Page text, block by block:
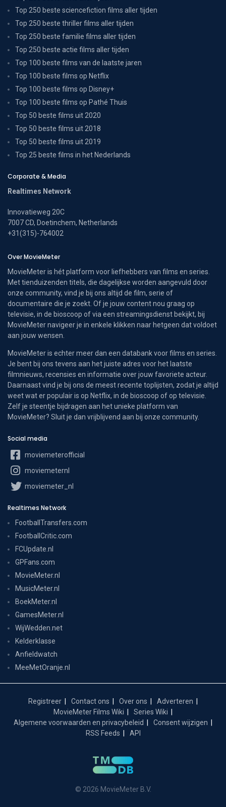
Top 250 beste sciencefiction films aller tijden
Top 250 beste thriller films aller tijden
Top 250 beste familie films aller tijden
Top 250 beste actie films aller tijden
Top 100 beste films van de laatste jaren
Top 100 beste films op Netflix
Top 100 beste films op Disney+
Top 100 beste films op Pathé Thuis
Top 50 beste films uit 2020
Top 50 beste films uit 2018
Top 50 beste films uit 2019
Top 25 beste films in het Nederlands
Corporate & Media
Realtimes Network
Innovatieweg 20C
7007 CD, Doetinchem, Netherlands
+31(315)-764002
Over MovieMeter
MovieMeter is hét platform voor liefhebbers van films en series.
Met tienduizenden titels, die dagelijkse worden aangevuld door
onze community, vind je bij ons altijd de film, serie of
documentaire die je zoekt. Of je jouw content nou graag op
televisie, in de bioscoop of via een streamingsdienst bekijkt, bij
MovieMeter navigeer je in enkele klikken naar hetgeen dat voldoet
aan jouw wensen.
MovieMeter is echter meer dan een databank voor films en series.
Je bent bij ons tevens aan het juiste adres voor het laatste
filmnieuws, recensies en informatie over jouw favoriete acteur.
Daarnaast vind je bij ons de meest recente toplijsten, zodat je altijd
weet wat er populair is op Netflix, in de bioscoop of op televisie.
Zelf je steentje bijdragen aan het unieke platform van
MovieMeter? Sluit je dan vrijblijvend aan bij onze community.
Social media
moviemeterofficial
moviemeternl
moviemeter_nl
Realtimes Network
FootballTransfers.com
FootballCritic.com
FCUpdate.nl
GPFans.com
MovieMeter.nl
MusicMeter.nl
BoekMeter.nl
GamesMeter.nl
WijWedden.net
Kelderklasse
Anfieldwatch
MeeMetOranje.nl
Registreer Contact ons Over ons
Adverteren
MovieMeter Films Wiki
Series Wiki
Algemene voorwaarden en privacybeleid
Consent wijzigen
RSS Feeds
API
© 2026 MovieMeter B.V.